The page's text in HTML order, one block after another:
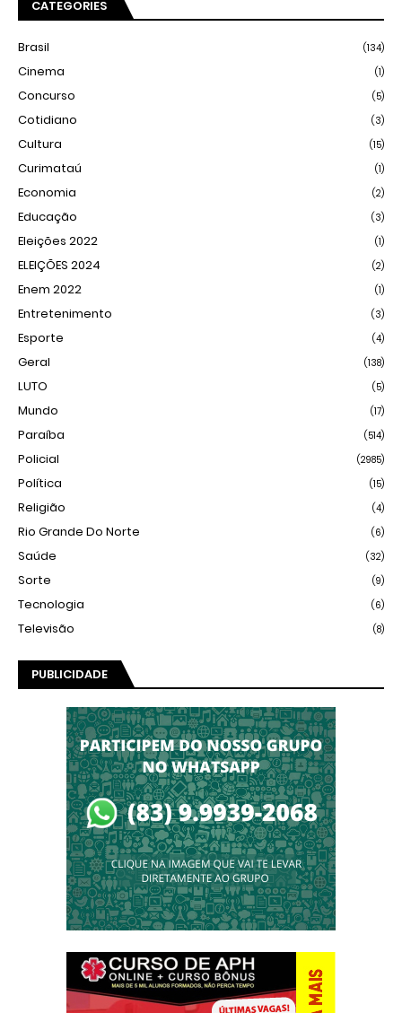
CATEGORIES
Brasil (134)
Cinema (1)
Concurso (5)
Cotidiano (3)
Cultura (15)
Curimataú (1)
Economia (2)
Educação (3)
Eleições 2022 (1)
ELEIÇÕES 2024 (2)
Enem 2022 (1)
Entretenimento (3)
Esporte (4)
Geral (138)
LUTO (5)
Mundo (17)
Paraíba (514)
Policial (2985)
Política (15)
Religião (4)
Rio Grande Do Norte (6)
Saúde (32)
Sorte (9)
Tecnologia (6)
Televisão (8)
PUBLICIDADE